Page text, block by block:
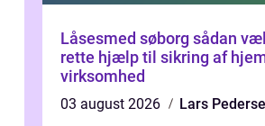
Låsesmed søborg sådan vælger du den
rette hjælp til sikring af
virksomhed
03 august 2026
Lars